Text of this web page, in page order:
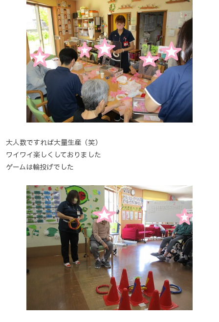
大人数ですれば大量生産（笑）
ワイワイ楽しくしておりました
ゲームは輪投げでした